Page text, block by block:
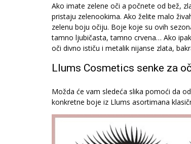
Ako imate zelene oči a počnete od bež,
pristaju zelenookima. Ako želite malo
zelenu boju očiju. Boje koje su ovih
tamno ljubičasta, tamno crvena… Ako
oči divno ističu i metalik nijanse zlata,
Llums Cosmetics senke za
Možda će vam sledeća slika pomoći da
konkretne boje iz Llums asortimana